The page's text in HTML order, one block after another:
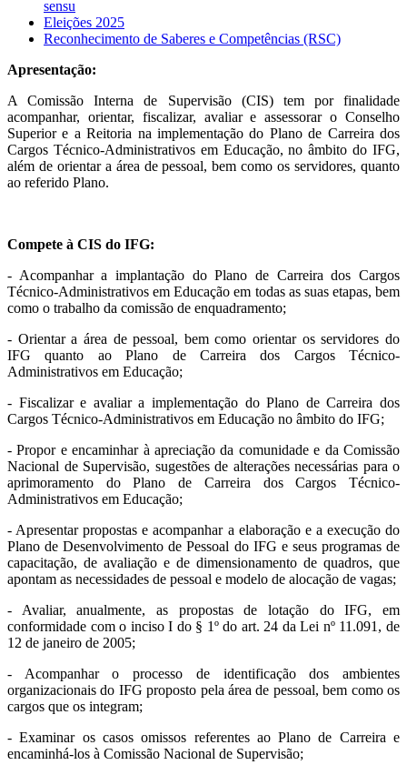
sensu
Eleições 2025
Reconhecimento de Saberes e Competências (RSC)
Apresentação:
A Comissão Interna de Supervisão (CIS) tem por finalidade
acompanhar, orientar, fiscalizar, avaliar e assessorar o Conselho
Superior e a Reitoria na implementação do Plano de Carreira dos
Cargos Técnico-Administrativos em Educação, no âmbito do IFG,
além de orientar a área de pessoal, bem como os servidores, quanto
ao referido Plano.
Compete à CIS do IFG:
- Acompanhar a implantação do Plano de Carreira dos Cargos
Técnico-Administrativos em Educação em todas as suas etapas, bem
como o trabalho da comissão de enquadramento;
- Orientar a área de pessoal, bem como orientar os servidores do
IFG quanto ao Plano de Carreira dos Cargos Técnico-
Administrativos em Educação;
- Fiscalizar e avaliar a implementação do Plano de Carreira dos
Cargos Técnico-Administrativos em Educação no âmbito do IFG;
- Propor e encaminhar à apreciação da comunidade e da Comissão
Nacional de Supervisão, sugestões de alterações necessárias para o
aprimoramento do Plano de Carreira dos Cargos Técnico-
Administrativos em Educação;
- Apresentar propostas e acompanhar a elaboração e a execução do
Plano de Desenvolvimento de Pessoal do IFG e seus programas de
capacitação, de avaliação e de dimensionamento de quadros, que
apontam as necessidades de pessoal e modelo de alocação de vagas;
- Avaliar, anualmente, as propostas de lotação do IFG, em
conformidade com o inciso I do § 1º do art. 24 da Lei nº 11.091, de
12 de janeiro de 2005;
- Acompanhar o processo de identificação dos ambientes
organizacionais do IFG proposto pela área de pessoal, bem como os
cargos que os integram;
- Examinar os casos omissos referentes ao Plano de Carreira e
encaminhá-los à Comissão Nacional de Supervisão;